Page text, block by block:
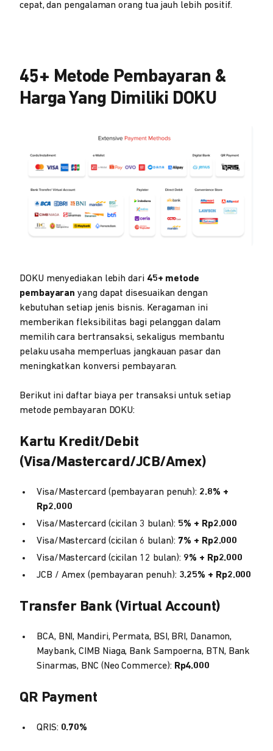
cepat, dan pengalaman orang tua jauh lebih positif.
45+ Metode Pembayaran &
Harga Yang Dimiliki DOKU
DOKU menyediakan lebih dari 45+ metode
pembayaran yang dapat disesuaikan dengan
kebutuhan setiap jenis bisnis. Keragaman ini
memberikan fleksibilitas bagi pelanggan dalam
memilih cara bertransaksi, sekaligus membantu
pelaku usaha memperluas jangkauan pasar dan
meningkatkan konversi pembayaran.
Berikut ini daftar biaya per transaksi untuk setiap
metode pembayaran DOKU:
Kartu Kredit/Debit
(Visa/Mastercard/JCB/Amex)
Visa/Mastercard (pembayaran penuh): 2.8% +
Rp2.000
Visa/Mastercard (cicilan 3 bulan): 5% + Rp2.000
Visa/Mastercard (cicilan 6 bulan): 7% + Rp2.000
Visa/Mastercard (cicilan 12 bulan): 9% + Rp2.000
JCB / Amex (pembayaran penuh): 3.25% + Rp2.000
Transfer Bank (Virtual Account)
BCA, BNI, Mandiri, Permata, BSI, BRI, Danamon,
Maybank, CIMB Niaga, Bank Sampoerna, BTN, Bank
Sinarmas, BNC (Neo Commerce): Rp4.000
QR Payment
QRIS: 0.70%